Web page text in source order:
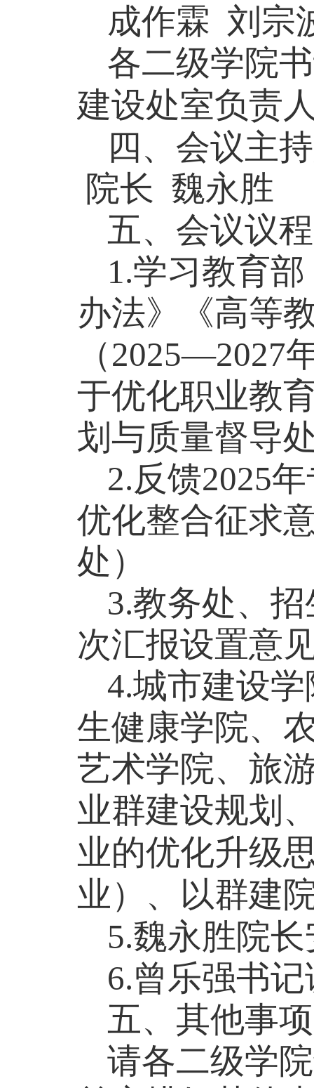
成作霖 刘宗
各二级学院
建设处室负责
四、 会议主
院长 魏永胜
五、会议议程
1.学习教育
办法》《高等
（2025—2027
于优化职业教
划与质量督导
2.反馈2025
优化整合征求
处）
3.教务处、 招
次汇报设置意
4.城市建设
生健康学院、
艺术学院、旅
业群建设规划
业的优化升级
业）、以群建
5.魏永胜院
6.曾乐强书
五、其他事项
请各二级学